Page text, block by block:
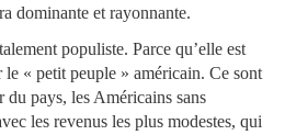
dominante et rayonnante.
populiste. Parce qu’elle est
le « petit peuple » américain. Ce sont
du pays, les Américains sans
les revenus les plus modestes, qui